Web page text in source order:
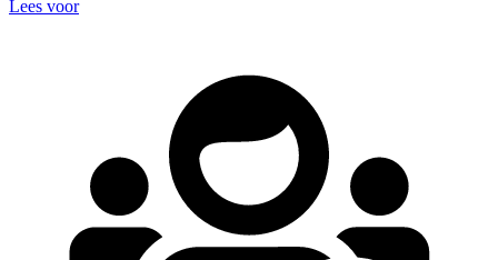
Lees voor